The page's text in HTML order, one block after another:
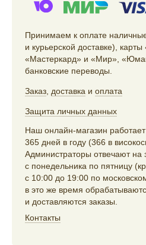
Принимаем к оплате
и курьерской доставке), карты
«Мастеркард» и «Мир»,
банковские переводы.
Заказ, доставка и оплата
Защита личных данных
Наш онлайн-магазин работает
365 дней в году (366 в
Администраторы отвечают на
с понедельника по пятницу
с 10:00 до 19:00 по
в это же время
и доставляются заказы.
Контакты